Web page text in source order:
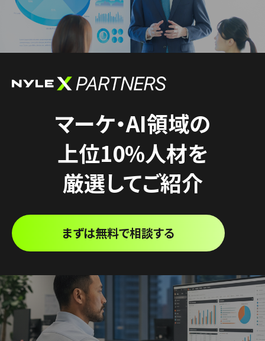
マーケ・AI領域の
上位10%人材を
厳選してご紹介
まずは無料で相談する